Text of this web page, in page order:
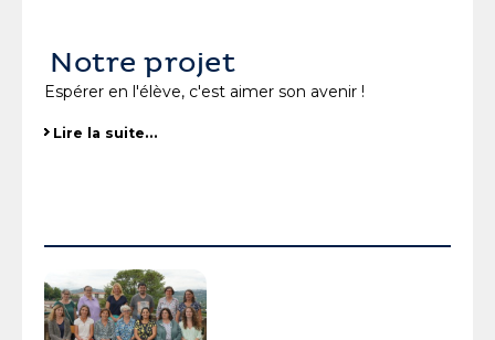
Notre projet
Espérer en l'élève, c'est aimer son avenir !
Lire la suite…